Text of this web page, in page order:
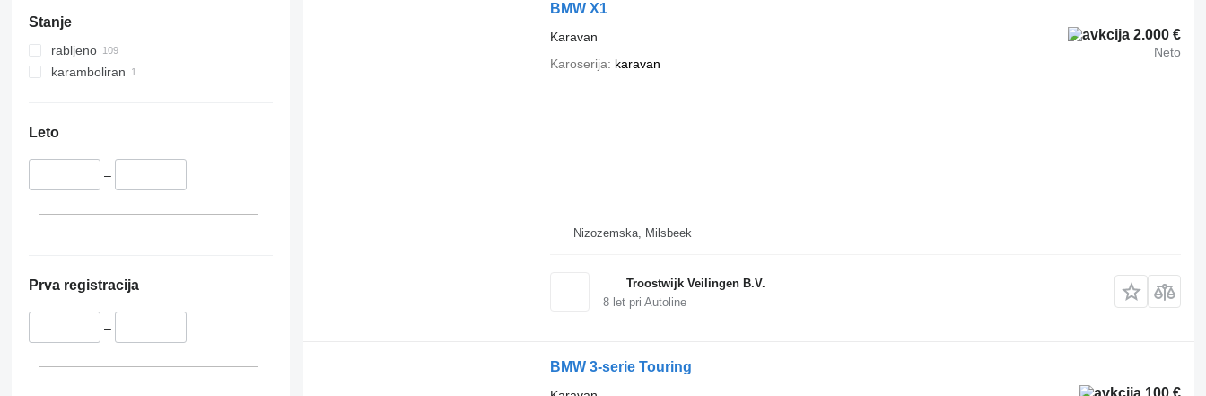
Stanje
rabljeno
karamboliran
Leto
–
Prva registracija
–
BMW X1
2.000 €
Neto
Karavan
Karoserija
karavan
Nizozemska, Milsbeek
Troostwijk Veilingen B.V.
8let pri Autoline
BMW 3-serie Touring
100 €